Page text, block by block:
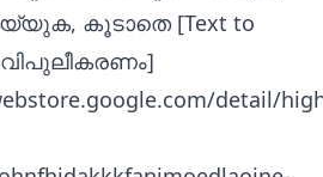
കൂടാതെ [Text to
വിപുലീകരണം]
detail/